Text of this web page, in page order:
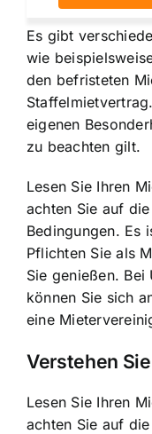
Es gibt
wie
den befristeten
eigenen
zu beachten gilt.
Lesen Sie Ihren
achten Sie auf
Bedingungen. Es
Pflichten Sie als
Sie genießen.
können Sie sich
eine
Verstehen
Lesen Sie Ihren
achten Sie auf